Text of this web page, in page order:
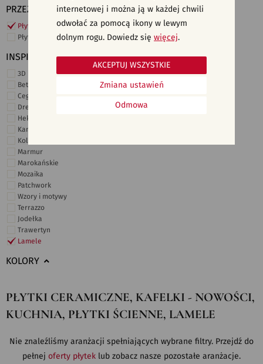
PRZEZNACZENIE
Płytki ścienne
Płytki podłogowe
INSPIRACJE
3D i struktury
Beton
Cegiełki
Drewno
Heksagonalne
Kamień
Kolor
Marmur
Marokańskie
Mozaika
Patchwork
Wzory i motywy
Terrazzo
Jodełka
Trawertyn
Lamele
KOLORY
PŁYTKI CERAMICZNE, KAFELKI - NOWOŚCI,
KUCHNIA, PŁYTKI ŚCIENNE, LAMELE
Nie znaleźliśmy aranżacji spełniających wybrane filtry. Przejdź do
pełnej oferty płytek lub zobacz nasze pozostałe aranżacje.
internetowej i można ją w każdej chwili
odwołać za pomocą ikony w lewym
dolnym rogu. Dowiedz się więcej.
Odmowa
Zmiana ustawień
AKCEPTUJ WSZYSTKIE